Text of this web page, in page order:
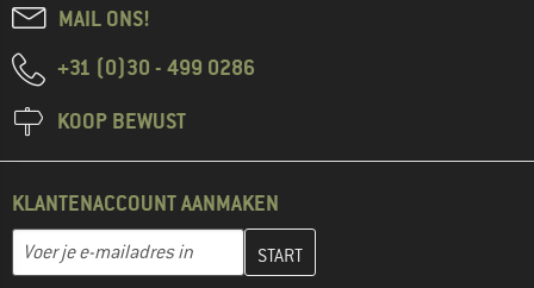
MAIL ONS!
+31 (0)30 - 499 0286
KOOP BEWUST
KLANTENACCOUNT AANMAKEN
E-mailadres
Vul je e-mailadres hier in en maak in de volgende stap je